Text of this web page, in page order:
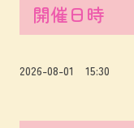
開催日時
2026-08-01 15:30